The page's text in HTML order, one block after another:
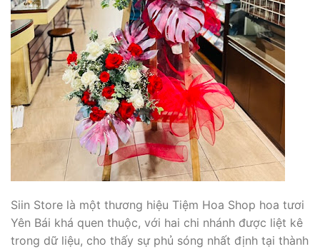
Siin Store là một thương hiệu Tiệm Hoa Shop hoa tươi
Yên Bái khá quen thuộc, với hai chi nhánh được liệt kê
trong dữ liệu, cho thấy sự phủ sóng nhất định tại thành